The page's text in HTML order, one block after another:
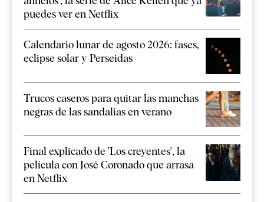
puedes ver en Netflix
Calendario lunar de agosto 2026: fases,
eclipse solar y Perseidas
Trucos caseros para quitar las manchas
negras de las sandalias en verano
Final explicado de 'Los creyentes', la
película con José Coronado que arrasa
en Netflix